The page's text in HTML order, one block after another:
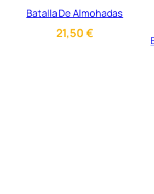
Batalla De Almohadas
21,50€